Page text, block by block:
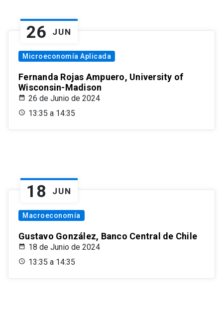
26 JUN
Microeconomía Aplicada
Fernanda Rojas Ampuero, University of
Wisconsin-Madison
26 de Junio de 2024
13:35 a 14:35
18 JUN
Macroeconomía
Gustavo González, Banco Central de Chile
18 de Junio de 2024
13:35 a 14:35